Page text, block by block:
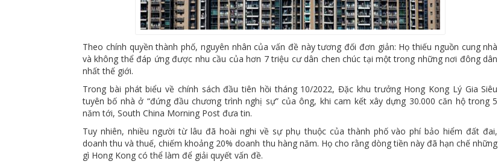
Theo chính quyền thành phố, nguyên nhân của vấn đề này tương đối đơn giản: Họ thiếu nguồn cung nhà
và không thể đáp ứng được nhu cầu của hơn 7 triệu cư dân chen chúc tại một trong những nơi đông dân
nhất thế giới.
Trong bài phát biểu về chính sách đầu tiên hồi tháng 10/2022, Đặc khu trưởng Hong Kong Lý Gia Siêu
tuyên bố nhà ở “đứng đầu chương trình nghị sự” của ông, khi cam kết xây dựng 30.000 căn hộ trong 5
năm tới, South China Morning Post đưa tin.
Tuy nhiên, nhiều người từ lâu đã hoài nghi về sự phụ thuộc của thành phố vào phí bảo hiểm đất đai,
doanh thu và thuế, chiếm khoảng 20% doanh thu hàng năm. Họ cho rằng dòng tiền này đã hạn chế những
gì Hong Kong có thể làm để giải quyết vấn đề.